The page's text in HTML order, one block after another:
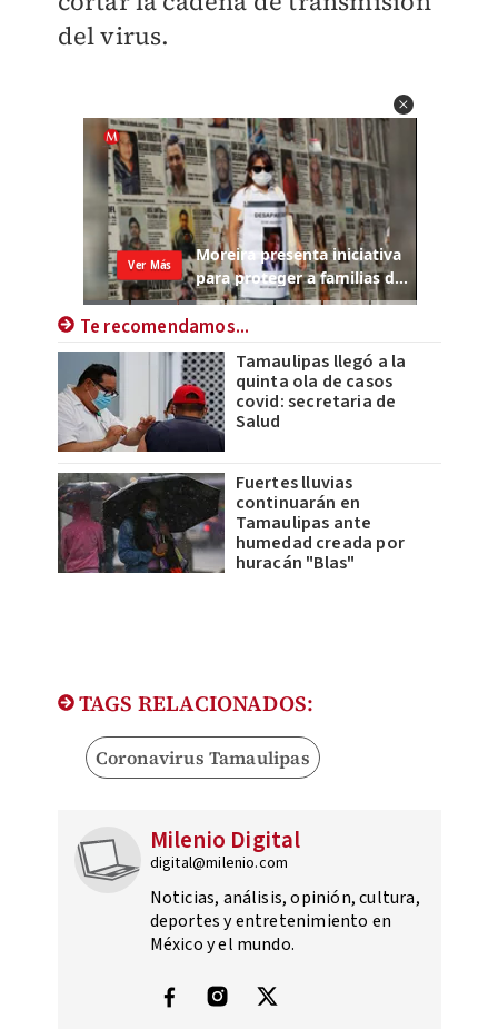
del virus.
Te recomendamos...
Tamaulipas llegó a la
quinta ola de casos
covid: secretaria de
Salud
Fuertes lluvias
continuarán en
Tamaulipas ante
humedad creada por
huracán "Blas"
TAGS RELACIONADOS:
Coronavirus Tamaulipas
Milenio Digital
digital@milenio.com
Noticias, análisis, opinión, cultura,
deportes y entretenimiento en
México y el mundo.